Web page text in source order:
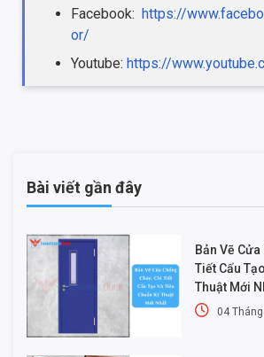
Facebook: https://
or/
Youtube: https://
Bài viết gần đây
Bản Vẽ
Tiết Cấu
Thuật Mới
04